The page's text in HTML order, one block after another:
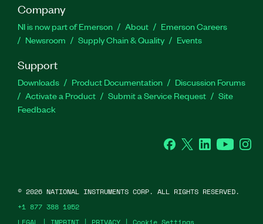
Company
NI is now part of Emerson About
Emerson Careers
Newsroom
Supply Chain & Quality Events
Support
Downloads Product Documentation
Discussion Forums
Activate a Product
Submit a Service Request
Site
Feedback
Facebook
Twitter LinkedInYouTube
LEGAL | IMPRINT | PRIVACY | Cookie Settings
© 2026 NATIONAL INSTRUMENTS CORP. ALL RIGHTS RESERVED.
+1 877 388 1952